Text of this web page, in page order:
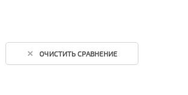
ОЧИСТИТЬ СРАВНЕНИЕ